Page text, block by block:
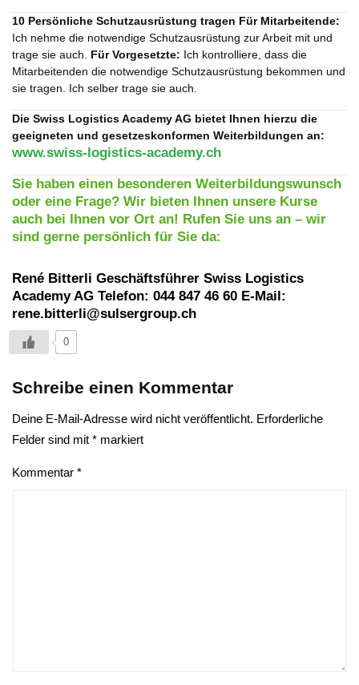
10 Persönliche Schutzausrüstung tragen Für Mitarbeitende:
Ich nehme die notwendige Schutzausrüstung zur Arbeit mit und
trage sie auch. Für Vorgesetzte: Ich kontrolliere, dass die
Mitarbeitenden die notwendige Schutzausrüstung bekommen und
sie tragen. Ich selber trage sie auch.
Die Swiss Logistics Academy AG bietet Ihnen hierzu die
geeigneten und gesetzeskonformen Weiterbildungen an:
www.swiss-logistics-academy.ch
Sie haben einen besonderen Weiterbildungswunsch
oder eine Frage? Wir bieten Ihnen unsere Kurse
auch bei Ihnen vor Ort an! Rufen Sie uns an – wir
sind gerne persönlich für Sie da:
René Bitterli Geschäftsführer Swiss Logistics
Academy AG Telefon: 044 847 46 60 E-Mail:
rene.bitterli@sulsergroup.ch
0
Schreibe einen Kommentar
Deine E-Mail-Adresse wird nicht veröffentlicht. Erforderliche
Felder sind mit * markiert
Kommentar *